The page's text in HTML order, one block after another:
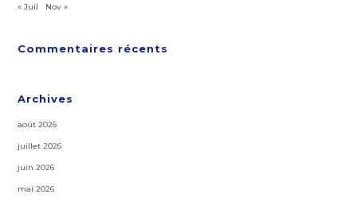
« Juil Nov »
Commentaires récents
Archives
août 2026
juillet 2026
juin 2026
mai 2026